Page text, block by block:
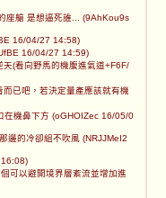
座艙 是想逼死誰... (9AhKou9s
16/04/27 14:58)
16/04/27 14:59)
(看向野馬的機腹進氣道+F6F/
已吧，若決定量產應該就有機
在機鼻下方 (oGHOIZec 16/05/0
邊的冷卻組不吹風 (NRJJMeI2
16:08)
可以避開境界層紊流並增加進